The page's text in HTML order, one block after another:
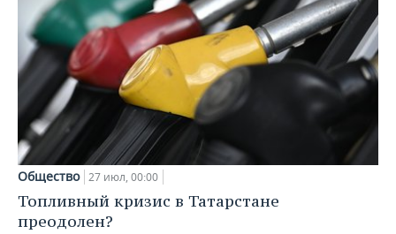
Общество 27 июл, 00:00
Топливный кризис в Татарстане
преодолен?